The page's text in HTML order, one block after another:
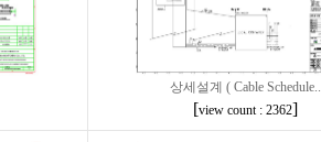
상세설계 ( Cable Schedule..
[view count : 2362]